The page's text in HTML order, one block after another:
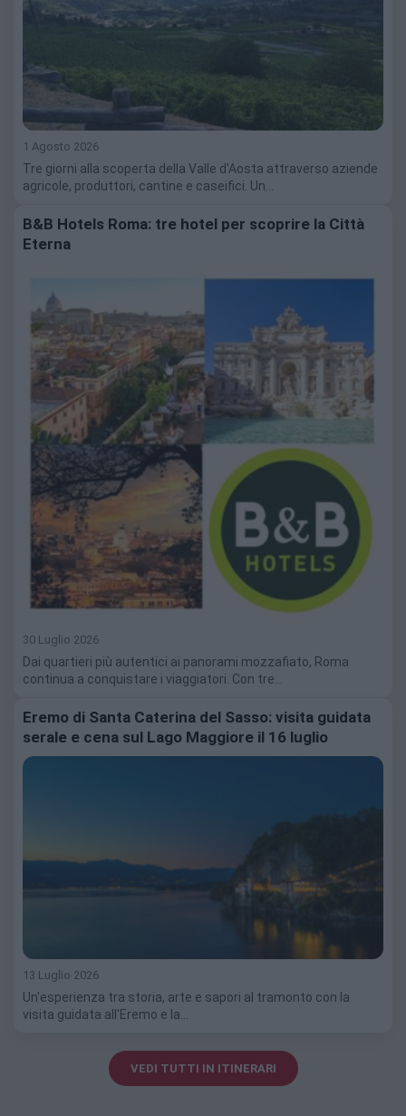
1 Agosto 2026
Tre giorni alla scoperta della Valle d'Aosta attraverso aziende
agricole, produttori, cantine e caseifici. Un…
B&B Hotels Roma: tre hotel per scoprire la Città
Eterna
30 Luglio 2026
Dai quartieri più autentici ai panorami mozzafiato, Roma
continua a conquistare i viaggiatori. Con tre…
Eremo di Santa Caterina del Sasso: visita guidata
serale e cena sul Lago Maggiore il 16 luglio
13 Luglio 2026
Un'esperienza tra storia, arte e sapori al tramonto con la
visita guidata all'Eremo e la…
VEDI TUTTI IN ITINERARI